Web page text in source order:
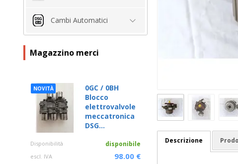
Cambi Automatici
Magazzino merci
NOVITÀ
0GC / 0BH
Blocco
elettrovalvole
meccatronica
DSG...
Disponibilità disponibile
escl. IVA 98.00 €
Descrizione